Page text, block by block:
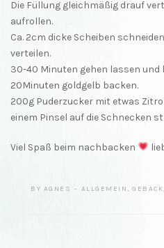
Die Füllung gleichmäßig drauf
aufrollen.
Ca. 2cm dicke Scheiben
verteilen.
30-40 Minuten gehen lassen und
20Minuten goldgelb backen.
200g Puderzucker mit etwas
einem Pinsel auf die Schnecken
Viel Spaß beim nachbacken
BY AGNES ALLGEMEIN , GEBÄCK